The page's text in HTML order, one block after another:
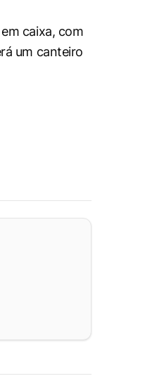
caixa, com
um canteiro